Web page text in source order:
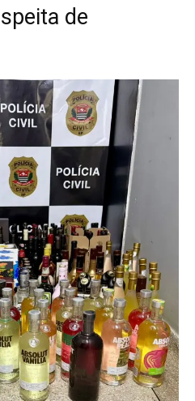
de